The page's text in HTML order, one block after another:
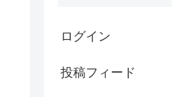
ログイン
投稿フィード